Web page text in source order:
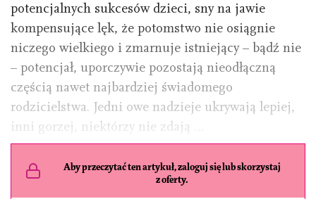
potencjalnych sukcesów dzieci, sny na jawie
kompensujące lęk, że potomstwo nie osiągnie
niczego wielkiego i zmarnuje istniejący – bądź nie
– potencjał, uporczywie pozostają nieodłączną
częścią nawet najbardziej świadomego
rodzicielstwa. Jedni owe nadzieje ukrywają lepiej,
inni gorzej, niektórzy nie zdają …
Aby przeczytać ten artykuł, zaloguj się lub skorzystaj
z oferty.